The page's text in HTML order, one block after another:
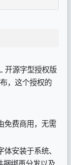
开源字型授权版
，这个授权的
免费商用，无需
安装于系统、
捆绑再分发以及